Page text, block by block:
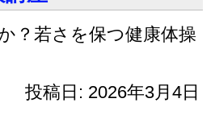
？若さを保つ健康体操
投稿日: 2026年3月4日